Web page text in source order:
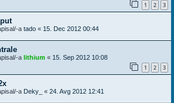
1 2 3
a tado « 15. Dec 2012 00:44
a lithium « 15. Sep 2012 10:08
1 2 3
a Deky_ « 24. Avg 2012 12:41